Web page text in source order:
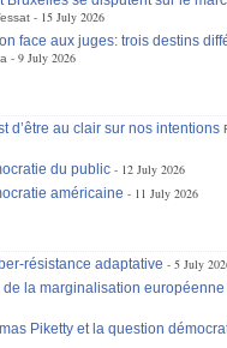
15 July 2026
face aux juges: trois destins
9 July 2026
d’être au clair sur nos intentions
du public
12 July 2026
américaine
11 July 2026
résistance adaptative
5 July
la marginalisation européenne
Piketty et la question